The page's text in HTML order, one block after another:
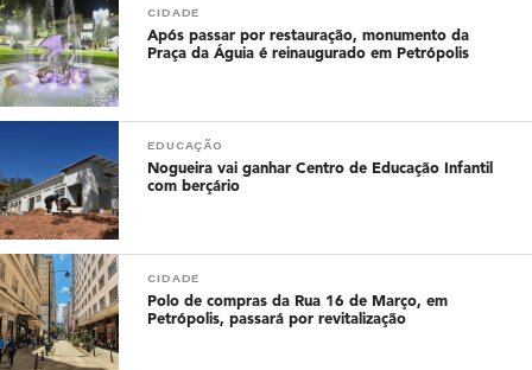
CIDADE
Após passar por restauração, monumento da
Praça da Águia é reinaugurado em Petrópolis
EDUCAÇÃO
Nogueira vai ganhar Centro de Educação Infantil
com berçário
CIDADE
Polo de compras da Rua 16 de Março, em
Petrópolis, passará por revitalização